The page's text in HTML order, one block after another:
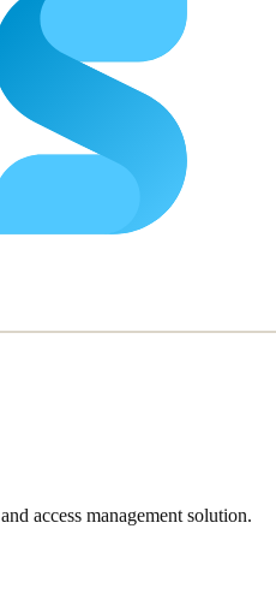
access management solution.